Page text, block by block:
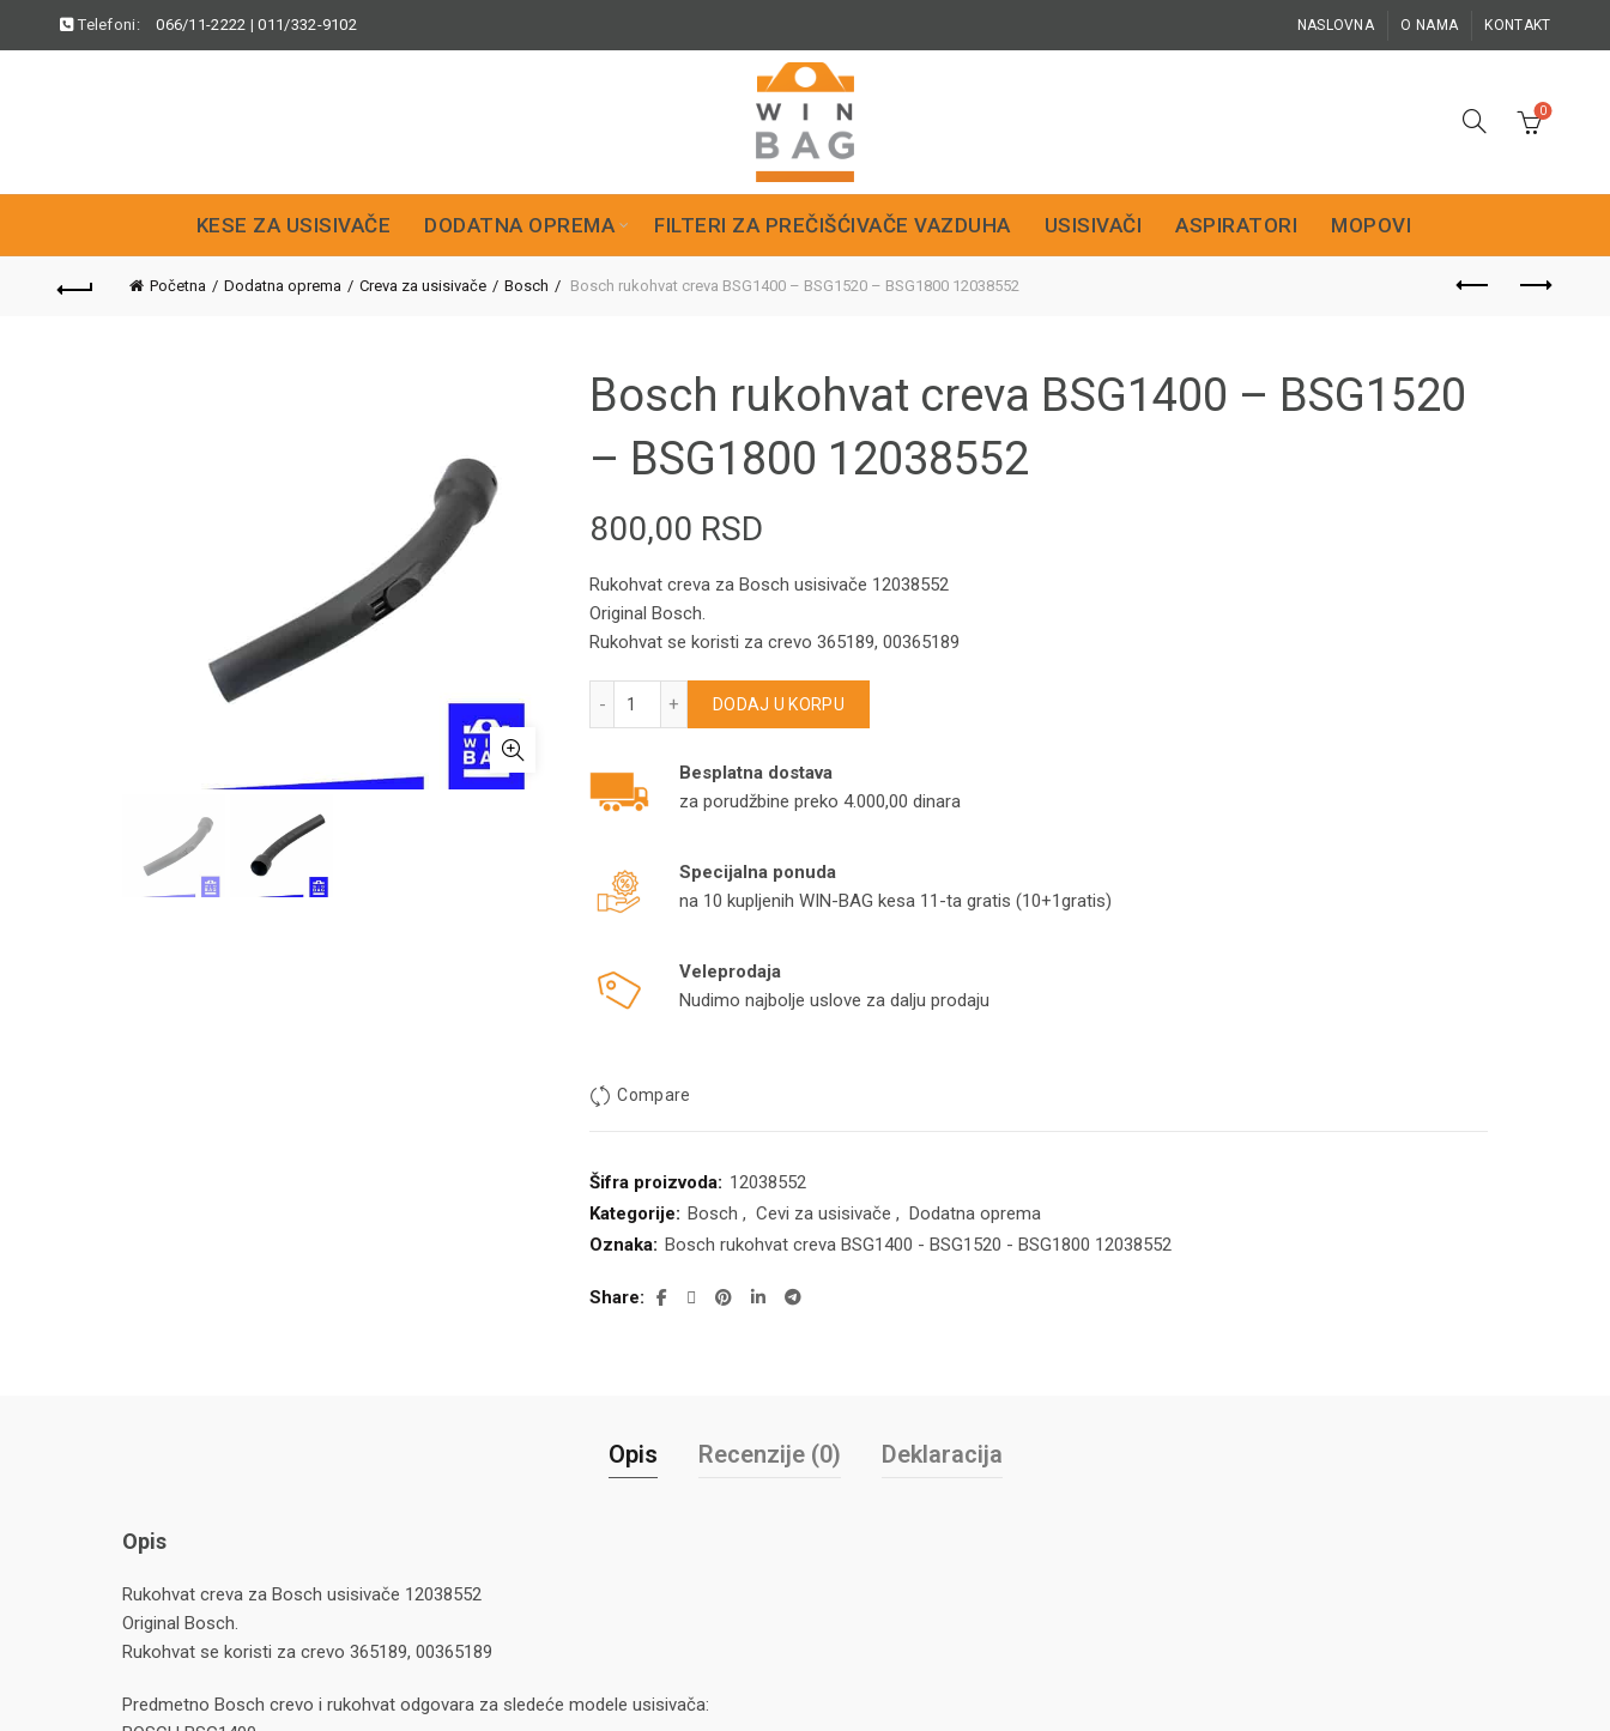
Telefoni: 066/11-2222 |011/332-9102 NASLOVNA O NAMA KONTAKT
0
KESE ZA USISIVAČE DODATNA OPREMA FILTERI ZA PREČIŠĆIVAČE VAZDUHA USISIVAČI ASPIRATORI MOPOVI
Početna Dodatna oprema Creva za usisivače Bosch Bosch rukohvat creva BSG1400 – BSG1520 – BSG1800 12038552
Bosch rukohvat creva BSG1400 – BSG1520
– BSG1800 12038552
800,00 RSD
Rukohvat creva za Bosch usisivače 12038552
Original Bosch.
Rukohvat se koristi za crevo 365189, 00365189
DODAJ U KORPU
Besplatna dostava
za porudžbine preko 4.000,00 dinara
Specijalna ponuda
na 10 kupljenih WIN-BAG kesa 11-ta gratis (10+1gratis)
Veleprodaja
Nudimo najbolje uslove za dalju prodaju
Compare
Šifra proizvoda: 12038552
Kategorije: Bosch , Cevi za usisivače , Dodatna oprema
Oznaka: Bosch rukohvat creva BSG1400 - BSG1520 - BSG1800 12038552
Share
Opis Recenzije (0) Deklaracija
Opis
Rukohvat creva za Bosch usisivače 12038552
Original Bosch.
Rukohvat se koristi za crevo 365189, 00365189
Predmetno Bosch crevo i rukohvat odgovara za sledeće modele usisivača: